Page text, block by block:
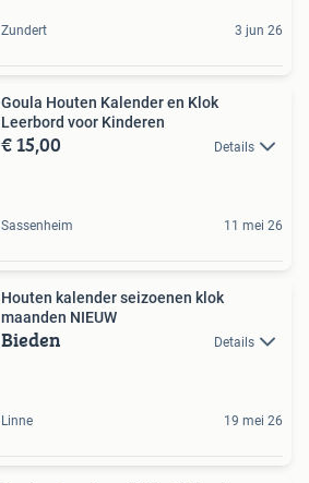
Zundert 3 jun 26
Goula Houten Kalender en Klok
Leerbord voor Kinderen
€ 15,00 Details
Sassenheim 11 mei 26
Houten kalender seizoenen klok
maanden NIEUW
Bieden Details
Linne 19 mei 26